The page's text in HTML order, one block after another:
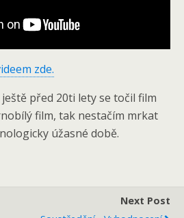
zde.
před 20ti lety se točil film
film, tak nestačím mrkat
úžasné době.
Next Post